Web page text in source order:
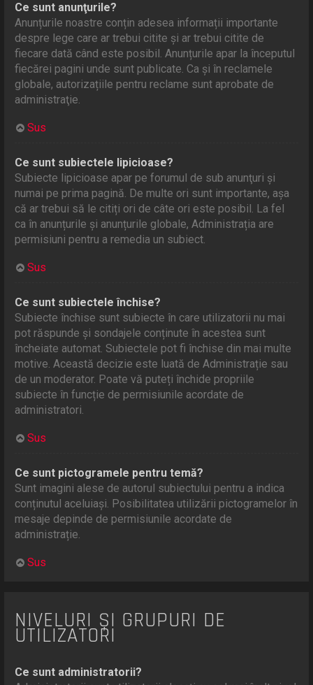
Ce sunt anunţurile?
Anunțurile noastre conțin adesea informații importante
despre lege care ar trebui citite și ar trebui citite de
fiecare dată când este posibil. Anunțurile apar la începutul
fiecărei pagini unde sunt publicate. Ca și în reclamele
globale, autorizațiile pentru reclame sunt aprobate de
administraţie.
Sus
Ce sunt subiectele lipicioase?
Subiecte lipicioase apar pe forumul de sub anunţuri și
numai pe prima pagină. De multe ori sunt importante, așa
că ar trebui să le citiți ori de câte ori este posibil. La fel
ca în anunțurile și anunțurile globale, Administrația are
permisiuni pentru a remedia un subiect.
Sus
Ce sunt subiectele închise?
Subiecte închise sunt subiecte în care utilizatorii nu mai
pot răspunde și sondajele conținute în acestea sunt
încheiate automat. Subiectele pot fi închise din mai multe
motive. Această decizie este luată de Administrație sau
de un moderator. Poate vă puteți închide propriile
subiecte în funcție de permisiunile acordate de
administratori.
Sus
Ce sunt pictogramele pentru temă?
Sunt imagini alese de autorul subiectului pentru a indica
conținutul aceluiași. Posibilitatea utilizării pictogramelor în
mesaje depinde de permisiunile acordate de
administrație.
Sus
NIVELURI ȘI GRUPURI DE
UTILIZATORI
Ce sunt administratorii?